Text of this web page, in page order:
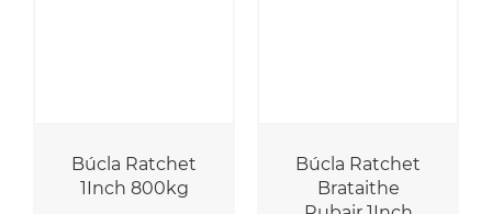
Búcla Ratchet
1Inch 800kg
Búcla Ratchet
Brataithe